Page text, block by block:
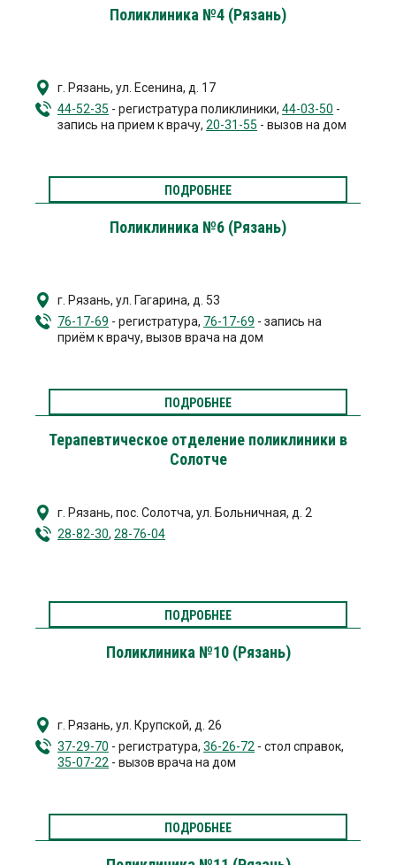
Поликлиника №4 (Рязань)
г. Рязань, ул. Есенина, д. 17
44-52-35 - регистратура поликлиники, 44-03-50 -
запись на прием к врачу, 20-31-55 - вызов на дом
ПОДРОБНЕЕ
Поликлиника №6 (Рязань)
г. Рязань, ул. Гагарина, д. 53
76-17-69 - регистратура, 76-17-69 - запись на
приём к врачу, вызов врача на дом
ПОДРОБНЕЕ
Терапевтическое отделение поликлиники в
Солотче
г. Рязань, пос. Солотча, ул. Больничная, д. 2
28-82-30, 28-76-04
ПОДРОБНЕЕ
Поликлиника №10 (Рязань)
г. Рязань, ул. Крупской, д. 26
37-29-70 - регистратура, 36-26-72 - стол справок,
35-07-22 - вызов врача на дом
ПОДРОБНЕЕ